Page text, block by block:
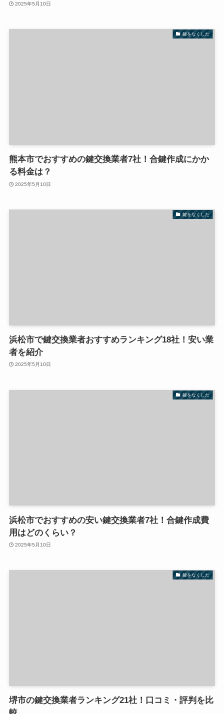
2025年5月10日
鍵をなくした
熊本市でおすすめの鍵交換業者7社！合鍵作成にかか
る料金は？
2025年5月10日
鍵をなくした
浜松市で鍵交換業者おすすめランキング18社！安い業
者を紹介
2025年5月10日
鍵をなくした
浜松市でおすすめの安い鍵交換業者7社！合鍵作成費
用はどのくらい？
2025年5月10日
鍵をなくした
堺市の鍵交換業者ランキング21社！口コミ・評判を比